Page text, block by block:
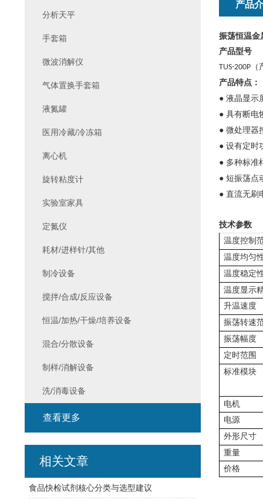
产品
振荡恒温金
产品型号
TUS-200P（
产品特点：
● 液晶显示
● 具有断电
● 微处理器
● 设有定时
● 多种标准
● 短振荡点
● 直流无刷
技术参数
温度控制
温度均匀
温度稳定
温度显示
升温速度
振荡转速
振荡幅度
定时范围
标准模块
电机
电源
外形尺寸
重量
价格
分析天平
手套箱
微波消解仪
气体置换手套箱
液氮罐
医用冷藏/冷冻箱
离心机
旋转粘度计
实验室家具
定氮仪
耗材/进样针/其他
制冷设备
搅拌/合成/反应设备
恒温/加热/干燥/培养设备
混合/分散设备
制样/消解设备
洗/消毒设备
查看更多
相关文章
食品快检试剂核心分类与选型建议